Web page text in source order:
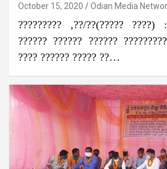
October 15, 2020 Odian Media
????????? ,??/??(????? ????)
?????? ?????? ??????
???? ?????? ????? ??…